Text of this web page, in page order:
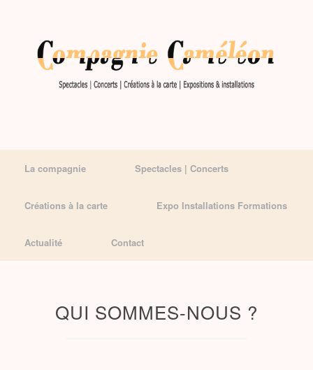
La compagnie Spectacles | Concerts
Créations à la carte Expo Installations Formations
Actualité Contact
QUI SOMMES-NOUS ?